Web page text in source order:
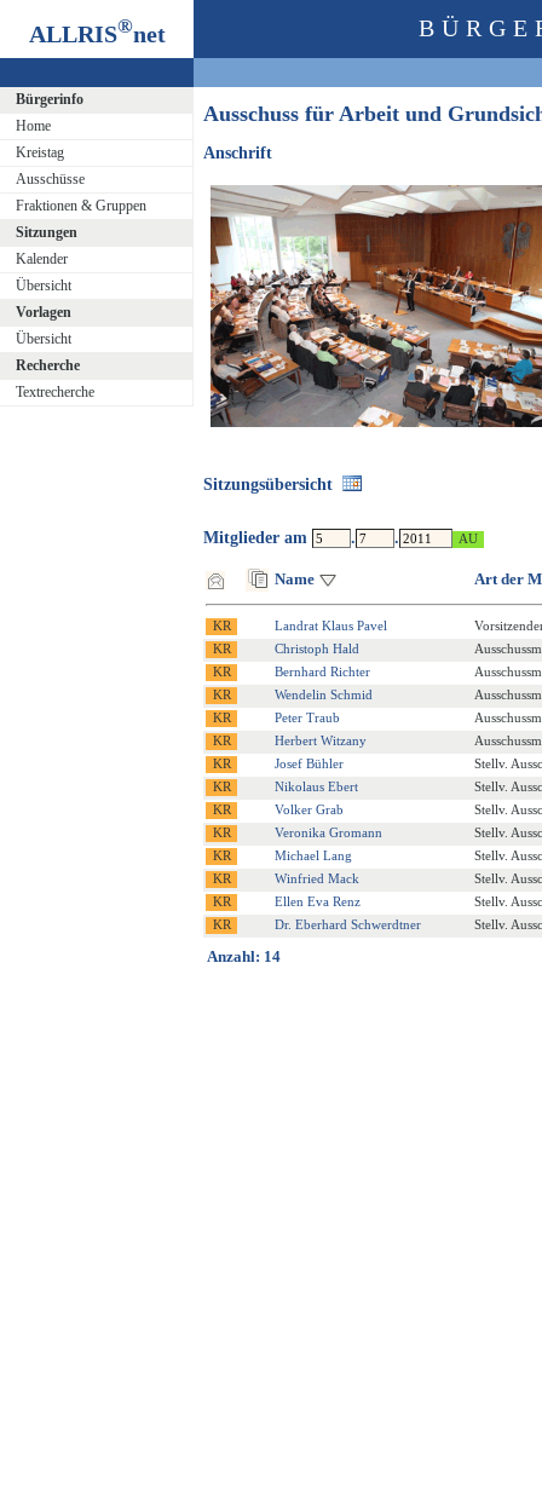
ALLRIS®net
Bürgerinfo
Home
Kreistag
Ausschüsse
Fraktionen & Gruppen
Sitzungen
Kalender
Übersicht
Vorlagen
Übersicht
Recherche
Textrecherche
Ausschuss für Arbeit und
Anschrift
Sitzungsübersicht
Mitglieder am . .
Name Art der
Landrat Klaus Pavel
Christoph Hald
Bernhard Richter
Wendelin Schmid
Peter Traub
Herbert Witzany
Josef Bühler
Stellv.
Nikolaus Ebert
Stellv.
Volker Grab
Stellv.
Veronika Gromann
Stellv.
Michael Lang
Stellv.
Winfried Mack
Stellv.
Ellen Eva Renz
Stellv.
Dr. Eberhard Schwerdtner
Stellv.
Anzahl: 14